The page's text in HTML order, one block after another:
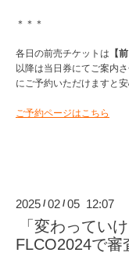
＊＊＊
各日の前売チケットは 【
以降は当日券にてご案内
にご予約いただけますと安
ご予約ページはこちら
2025 /02 /05 12:07
「変わってい
FLCO2024で審